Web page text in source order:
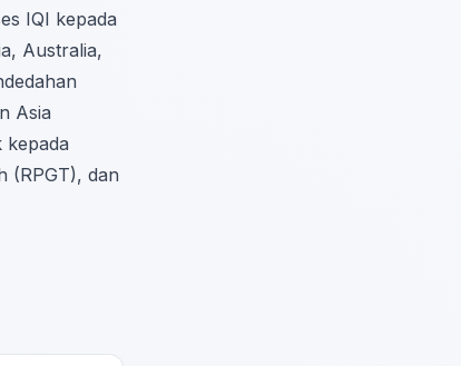
IQI kepada
Australia,
Asia
kepada
(RPGT), dan